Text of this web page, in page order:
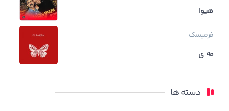
هیوا
فرمیسک
مه ی
دسته ها